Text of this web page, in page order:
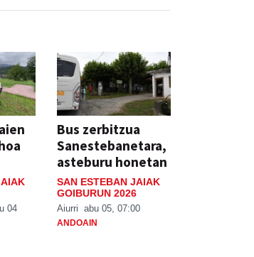
04
Bus zerbitzua
Sanestebanetara,
asteburu honetan
SAN ESTEBAN JAIAK
GOIBURUN 2026
Aiurri abu 05, 07:00
ANDOAIN